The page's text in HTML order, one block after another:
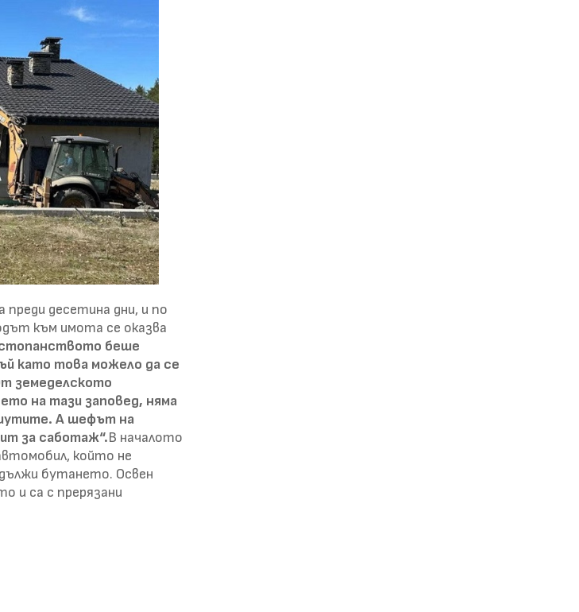
десетина дни, и по
към имота се оказва
беше
като това можело да се
земеделското
на тази заповед, няма
А шефът на
за саботаж“.В началото
който не
бутането. Освен
и са с прерязани